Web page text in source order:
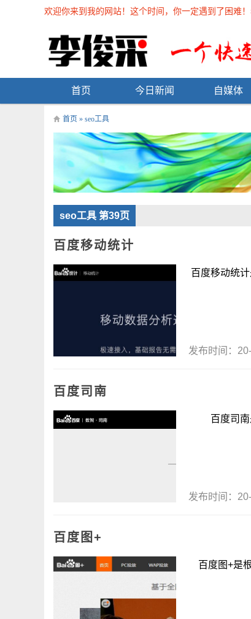
欢迎你来到我的网站！这个时间，你一定遇到了困难
首页 今日新闻 自媒体
首页 » seo工具
seo工具 第39页
百度移动统计
百度移动统
发布时间：
百度司南
百度司南是
发布时间：
百度图+
百度图+是